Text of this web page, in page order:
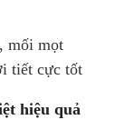
mối mọt
tiết cực tốt
hiệu quả